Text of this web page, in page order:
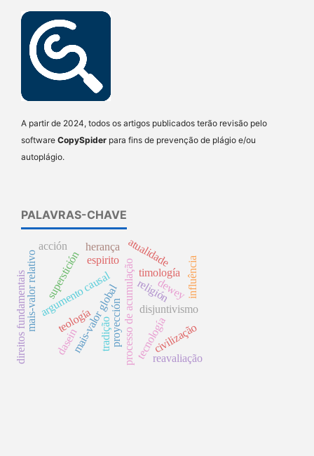
A partir de 2024, todos os artigos publicados terão revisão pelo
software CopySpider para fins de prevenção de plágio e/ou
autoplágio.
PALAVRAS-CHAVE
argumento causal
superstición
proyecciónprocesso de acumulação
mais-valor global
mais-valor relativo disjuntivismo
religión
tecnología
dewey
teología
direitos fundamentais
espirito influência
dasein
herança
reavaliação
tradição
timología
acción atualidade
civilização